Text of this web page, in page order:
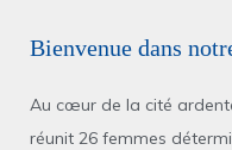
Bienvenue dans
Au cœur de la cité
réunit 26 femmes